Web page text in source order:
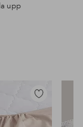
upp
Lägg
till
i